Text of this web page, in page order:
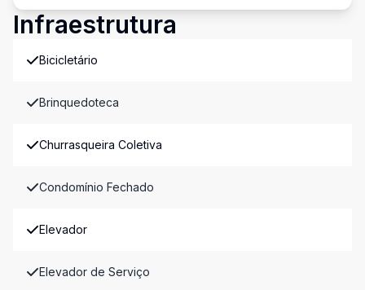
Infraestrutura
Bicicletário
Brinquedoteca
Churrasqueira Coletiva
Condomínio Fechado
Elevador
Elevador de Serviço